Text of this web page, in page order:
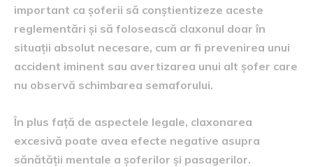
important ca șoferii să conștientizeze aceste
reglementări și să folosească claxonul doar în
situații absolut necesare, cum ar fi prevenirea unui
accident iminent sau avertizarea unui alt șofer care
nu observă schimbarea semaforului.
În plus față de aspectele legale, claxonarea
excesivă poate avea efecte negative asupra
sănătății mentale a șoferilor și pasagerilor.